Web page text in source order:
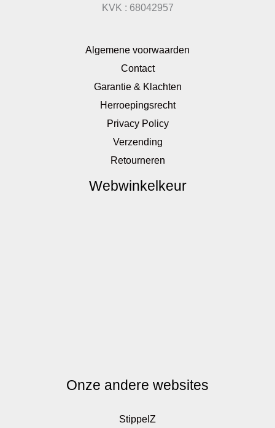
KVK : 68042957
Algemene voorwaarden
Contact
Garantie & Klachten
Herroepingsrecht
Privacy Policy
Verzending
Retourneren
Webwinkelkeur
Onze andere websites
StippelZ